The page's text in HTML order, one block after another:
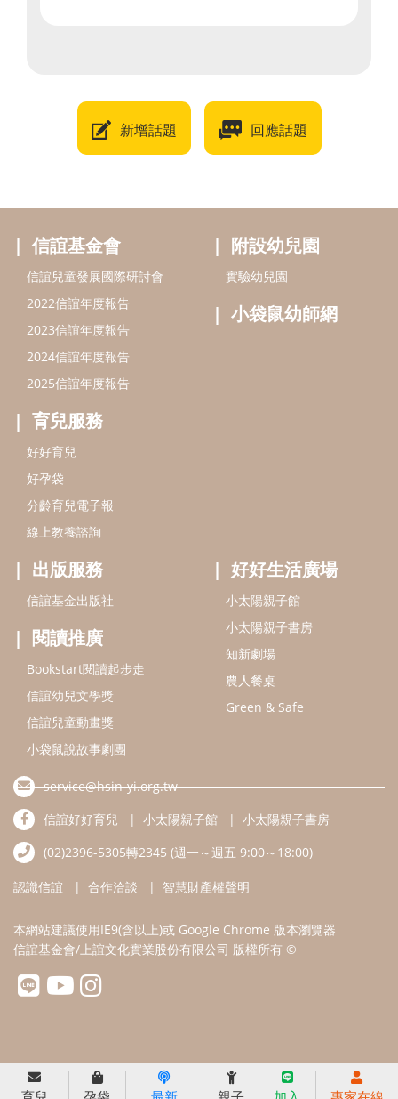
新增話題 回應話題
信誼基金會
信誼兒童發展國際研討會
2022信誼年度報告
2023信誼年度報告
2024信誼年度報告
2025信誼年度報告
育兒服務
好好育兒
好孕袋
分齡育兒電子報
線上教養諮詢
附設幼兒園
實驗幼兒園
小袋鼠幼師網
出版服務
信誼基金出版社
閱讀推廣
Bookstart閱讀起步走
信誼幼兒文學獎
信誼兒童動畫獎
小袋鼠說故事劇團
好好生活廣場
小太陽親子館
小太陽親子書房
知新劇場
農人餐桌
Green & Safe
service@hsin-yi.org.tw
信誼好好育兒
小太陽親子館
小太陽親子書房
(02)2396-5305轉2345 (週一～週五 9:00～18:00)
認識信誼 合作洽談 智慧財產權聲明
本網站建議使用IE9(含以上)或 Google Chrome 版本瀏覽器
信誼基金會/上誼文化實業股份有限公司 版權所有 ©